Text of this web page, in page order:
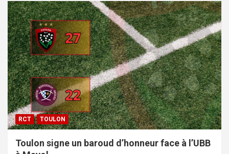
RCT TOULON
Toulon signe un baroud d’honneur face à l’UBB